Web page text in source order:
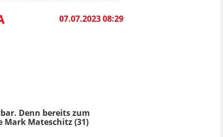
07.07.2023 08:29
Denn bereits zum
Mark Mateschitz (31)